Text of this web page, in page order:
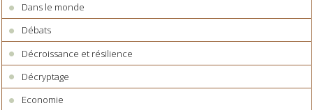
Dans le monde
Débats
Décroissance et résilience
Décryptage
Economie